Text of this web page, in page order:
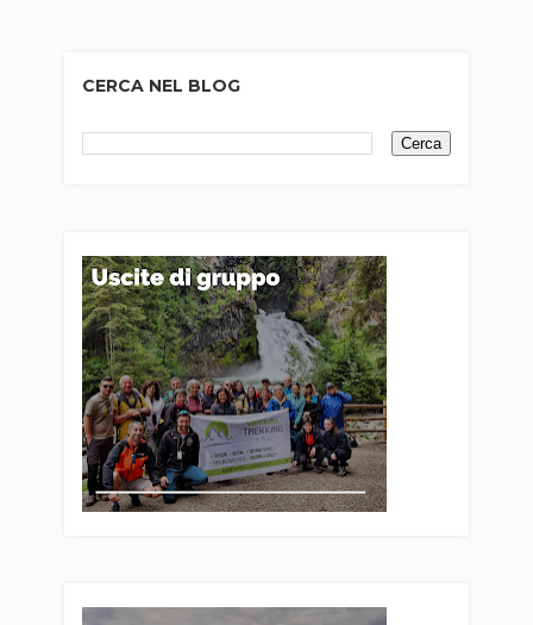
CERCA NEL BLOG